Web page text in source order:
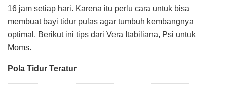
16 jam setiap hari. Karena itu perlu cara untuk bisa
membuat bayi tidur pulas agar tumbuh kembangnya
optimal. Berikut ini tips dari Vera Itabiliana, Psi untuk
Moms.
Pola Tidur Teratur